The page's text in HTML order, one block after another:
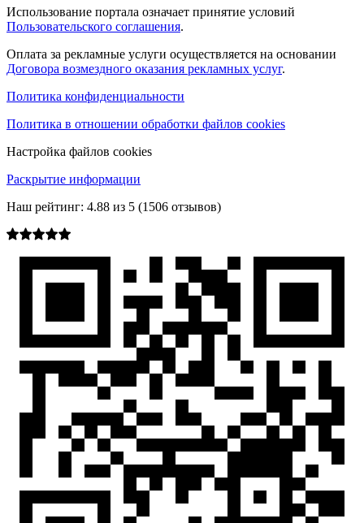
Использование портала означает принятие условий
Пользовательского соглашения.
Оплата за рекламные услуги осуществляется на основании
Договора возмездного оказания рекламных услуг.
Политика конфиденциальности
Политика в отношении обработки файлов cookies
Настройка файлов cookies
Раскрытие информации
Наш рейтинг: 4.88 из 5 (1506 отзывов)